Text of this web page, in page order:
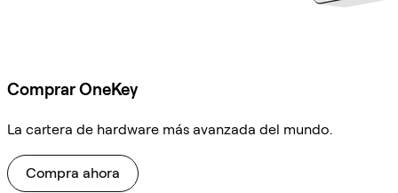
Comprar OneKey
La cartera de hardware más avanzada del mundo.
Compra ahora